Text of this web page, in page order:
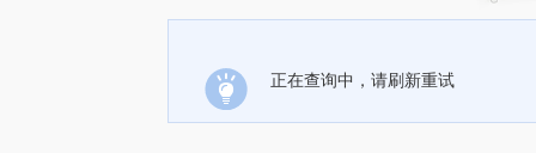
正在查询中，请刷新重试